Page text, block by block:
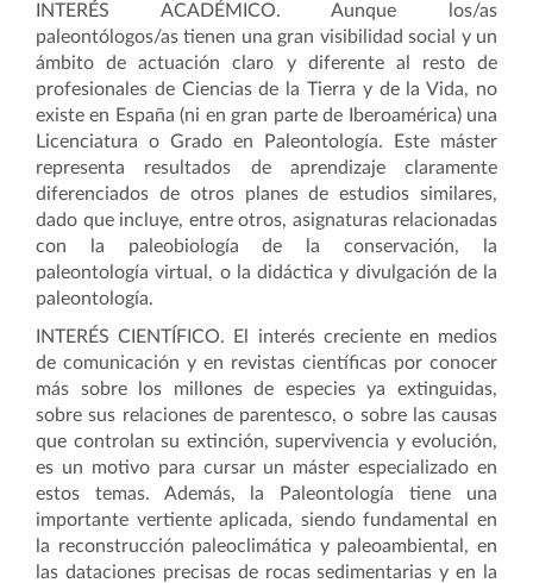
INTERÉS ACADÉMICO. Aunque los/as
paleontólogos/as tienen una gran visibilidad social y un
ámbito de actuación claro y diferente al resto de
profesionales de Ciencias de la Tierra y de la Vida, no
existe en España (ni en gran parte de Iberoamérica) una
Licenciatura o Grado en Paleontología. Este máster
representa resultados de aprendizaje claramente
diferenciados de otros planes de estudios similares,
dado que incluye, entre otros, asignaturas relacionadas
con la paleobiología de la conservación, la
paleontología virtual, o la didáctica y divulgación de la
paleontología.
INTERÉS CIENTÍFICO. El interés creciente en medios
de comunicación y en revistas científicas por conocer
más sobre los millones de especies ya extinguidas,
sobre sus relaciones de parentesco, o sobre las causas
que controlan su extinción, supervivencia y evolución,
es un motivo para cursar un máster especializado en
estos temas. Además, la Paleontología tiene una
importante vertiente aplicada, siendo fundamental en
la reconstrucción paleoclimática y paleoambiental, en
las dataciones precisas de rocas sedimentarias y en la